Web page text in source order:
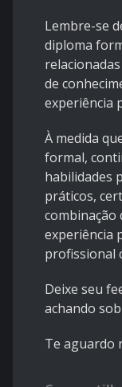
Lembre-se
diploma
de
experiência
À medida
formal,
habilidades
práticos,
combinação
experiência
profissional
Deixe seu
achando
Te aguardo